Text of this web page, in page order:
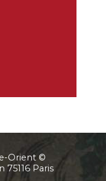
Orient ©
75116 Paris